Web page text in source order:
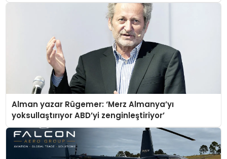
Alman yazar Rügemer: ‘Merz Almanya’yı
yoksullaştırıyor ABD’yi zenginleştiriyor’